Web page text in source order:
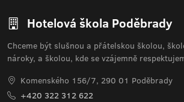
Hotelová škola Poděbrady
Chceme být slušnou a přátelskou školou,
nároky, a školou, kde se vzájemně
Komenského 156/7, 290 01 Poděbrady
+420 322 312 622